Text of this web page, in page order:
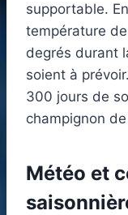
supportable.
température
degrés durant
soient à
300 jours de
champignon
Météo et